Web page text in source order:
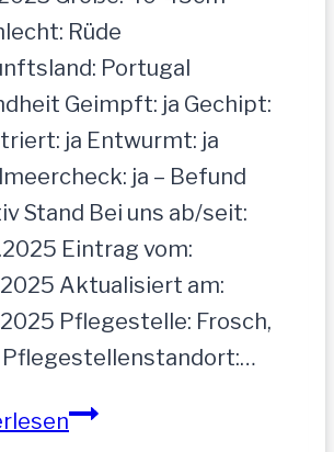
Rüde
Portugal
Geimpft: ja Gechipt:
ja Entwurmt: ja
ja – Befund
Stand Bei uns ab/seit:
Eintrag vom:
Aktualisiert am:
Pflegestelle: Frosch,
MOGLI